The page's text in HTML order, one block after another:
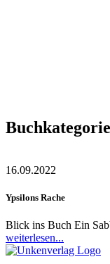
16.09.2022
Ypsilons Rache
Blick ins Buch Ein
weiterlesen...